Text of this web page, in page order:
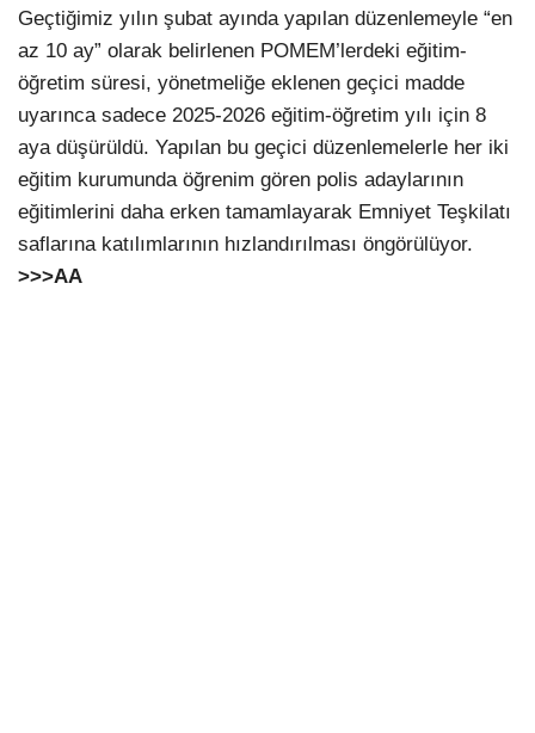
Geçtiğimiz yılın şubat ayında yapılan düzenlemeyle “en
az 10 ay” olarak belirlenen POMEM’lerdeki eğitim-
öğretim süresi, yönetmeliğe eklenen geçici madde
uyarınca sadece 2025-2026 eğitim-öğretim yılı için 8
aya düşürüldü. Yapılan bu geçici düzenlemelerle her iki
eğitim kurumunda öğrenim gören polis adaylarının
eğitimlerini daha erken tamamlayarak Emniyet Teşkilatı
saflarına katılımlarının hızlandırılması öngörülüyor.
>>>AA